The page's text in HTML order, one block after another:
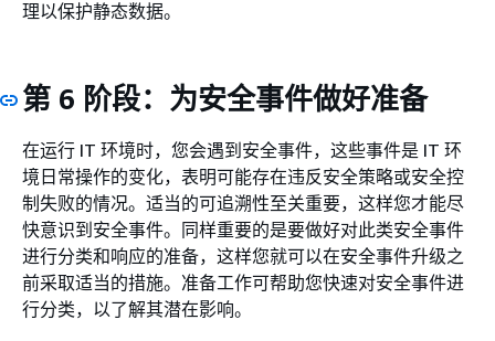
理以保护静态数据。
第 6 阶段：为安全事件做好准备
在运行 IT 环境时，您会遇到安全事件，这些事件是 IT 环
境日常操作的变化，表明可能存在违反安全策略或安全控
制失败的情况。适当的可追溯性至关重要，这样您才能尽
快意识到安全事件。同样重要的是要做好对此类安全事件
进行分类和响应的准备，这样您就可以在安全事件升级之
前采取适当的措施。准备工作可帮助您快速对安全事件进
行分类，以了解其潜在影响。